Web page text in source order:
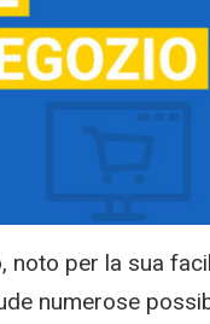
noto per la sua
numerose